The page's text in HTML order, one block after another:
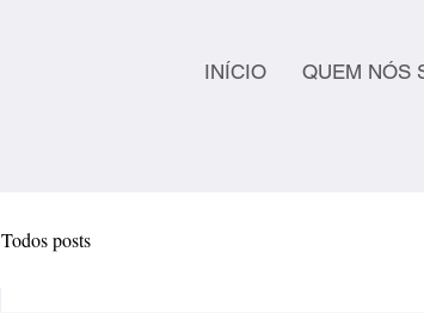
INÍCIO QUEM NÓS
Todos posts